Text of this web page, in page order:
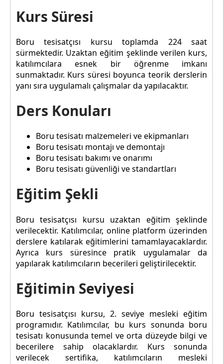
Kurs Süresi
Boru tesisatçısı kursu toplamda 224 saat
sürmektedir. Uzaktan eğitim şeklinde verilen kurs,
katılımcılara esnek bir öğrenme imkanı
sunmaktadır. Kurs süresi boyunca teorik derslerin
yanı sıra uygulamalı çalışmalar da yapılacaktır.
Ders Konuları
Boru tesisatı malzemeleri ve ekipmanları
Boru tesisatı montajı ve demontajı
Boru tesisatı bakımı ve onarımı
Boru tesisatı güvenliği ve standartları
Eğitim Şekli
Boru tesisatçısı kursu uzaktan eğitim şeklinde
verilecektir. Katılımcılar, online platform üzerinden
derslere katılarak eğitimlerini tamamlayacaklardır.
Ayrıca kurs süresince pratik uygulamalar da
yapılarak katılımcıların becerileri geliştirilecektir.
Eğitimin Seviyesi
Boru tesisatçısı kursu, 2. seviye mesleki eğitim
programıdır. Katılımcılar, bu kurs sonunda boru
tesisatı konusunda temel ve orta düzeyde bilgi ve
becerilere sahip olacaklardır. Kurs sonunda
verilecek sertifika, katılımcıların mesleki